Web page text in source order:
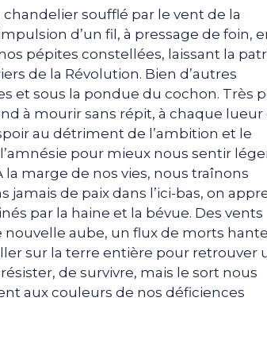
soufflé par le vent de la
d’un fil, à pressage de foin,
pépites constellées, laissant la
de la Révolution. Bien d’autres
et sous la pondue du cochon. Très
à mourir sans répit, à chaque lueur
au détriment de l’ambition et le
pour mieux nous sentir
marge de nos vies, nous traînons
jamais de paix dans l’ici-bas, on
par la haine et la bévue. Des vents
nouvelle aube, un flux de morts
sur la terre entière pour retrouver
de survivre, mais le sort nous
aux couleurs de nos déficiences